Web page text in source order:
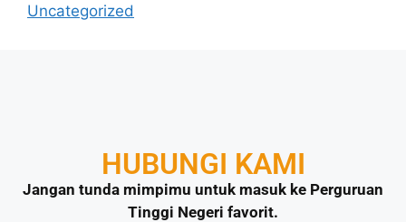
Uncategorized
HUBUNGI KAMI
Jangan tunda mimpimu untuk masuk ke Perguruan
Tinggi Negeri favorit.